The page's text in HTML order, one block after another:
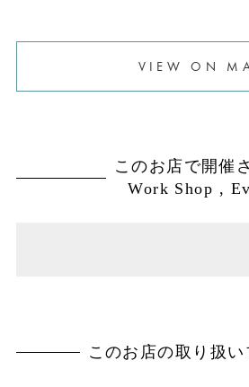
VIEW ON
このお店で開催
Work Shop ,
このお店の取り扱い